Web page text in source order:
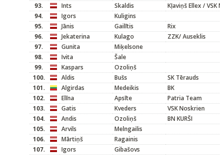
93.
Ints Skaldis
Kļaviņš Ellex /
94.
Igors
Kuligins
95.
Jānis Gailītis
Rix
96.
Jekaterina Kulago
ZZK/ Auseklis
97.
Gunita
Miķelsone
98.
Ivita
Šale
99.
Kaspars
Ozoliņš
100.
Aldis Bušs
SK Tērauds
101.
Algirdas Medeikis
BK
102.
Elīna Apsīte
Patria Team
103.
Gatis Kveders
VSK Noskrien
104.
Andis Ozoliņš
BN KURŠI
105.
Arvils
Melngailis
106.
Mārtiņš
Ragainis
107.
Igors
Gibašovs